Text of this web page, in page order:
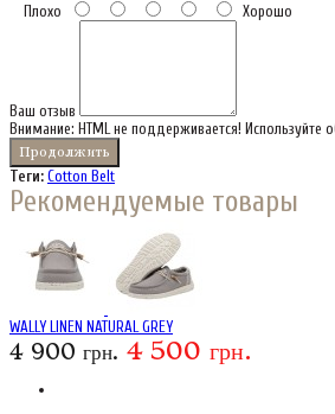
Плохо
Хорошо
Ваш отзыв
Внимание: HTML не поддерживается! Используйте
Продолжить
Теги: Cotton Belt
Рекомендуемые товары
WALLY LINEN NATURAL GREY
4 900 грн. 4 500 грн.